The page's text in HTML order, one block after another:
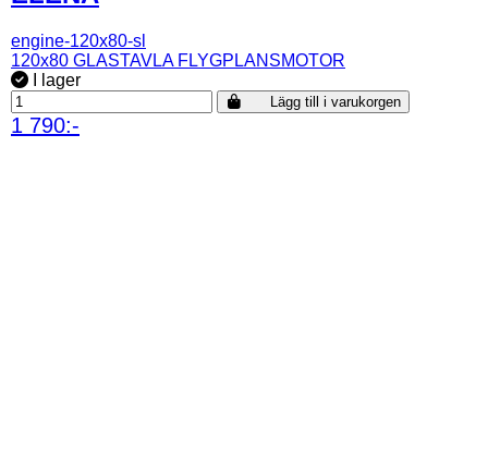
engine-120x80-sl
120x80 GLASTAVLA FLYGPLANSMOTOR
I lager
Lägg till i varukorgen
1 790:-